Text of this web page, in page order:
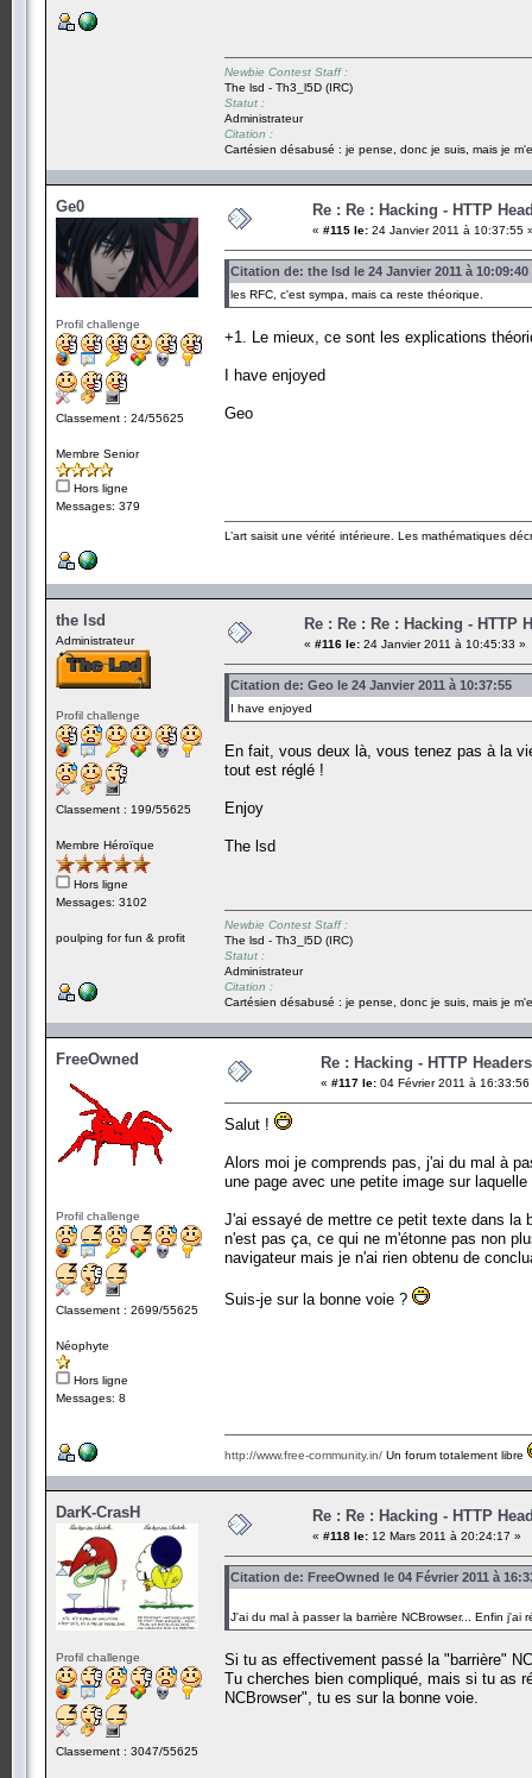
Newbie Contest Staff :
The lsd - Th3_l5D (IRC)
Statut :
Administrateur
Citation :
Cartésien désabusé : je pense, donc je suis, mais je
Ge0
Profil challenge
Classement : 24/55625
Membre Senior
Hors ligne
Messages: 379
Re : Re : Hacking - HTTP
« #115 le: 24 Janvier 2011 à 10:37:55
Citation de: the lsd le 24 Janvier 2011 à 10:09:40
les RFC, c'est sympa, mais ca reste théorique.
+1. Le mieux, ce sont les explications
I have enjoyed
Geo
L’art saisit une vérité intérieure. Les mathématiques
the lsd
Administrateur
Profil challenge
Classement : 199/55625
Membre Héroïque
Hors ligne
Messages: 3102
poulping for fun & profit
Re : Re : Re : Hacking - HTTP
« #116 le: 24 Janvier 2011 à 10:45:33 »
Citation de: Geo le 24 Janvier 2011 à 10:37:55
I have enjoyed
En fait, vous deux là, vous tenez pas à la
tout est réglé !
Enjoy
The lsd
Newbie Contest Staff :
The lsd - Th3_l5D (IRC)
Statut :
Administrateur
Citation :
Cartésien désabusé : je pense, donc je suis, mais je
FreeOwned
Profil challenge
Classement : 2699/55625
Néophyte
Hors ligne
Messages: 8
Re : Hacking - HTTP Headers
« #117 le: 04 Février 2011 à 16:33:56
Salut !
Alors moi je comprends pas, j'ai du mal à
une page avec une petite image sur
J'ai essayé de mettre ce petit texte dans la
n'est pas ça, ce qui ne m'étonne pas non
navigateur mais je n'ai rien obtenu de
Suis-je sur la bonne voie ?
http://www.free-community.in/ Un forum totalement libre
DarK-CrasH
Profil challenge
Classement : 3047/55625
Re : Re : Hacking - HTTP
« #118 le: 12 Mars 2011 à 20:24:17 »
Citation de: FreeOwned le 04 Février 2011 à
J'ai du mal à passer la barrière NCBrowser... Enfin
Si tu as effectivement passé la "barrière"
Tu cherches bien compliqué, mais si tu as
NCBrowser", tu es sur la bonne voie.